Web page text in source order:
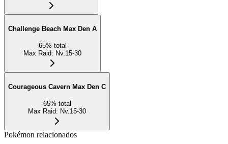
Challenge Beach Max Den A
65% total
Max Raid: Nv.15-30
Courageous Cavern Max Den C
65% total
Max Raid: Nv.15-30
Pokémon relacionados